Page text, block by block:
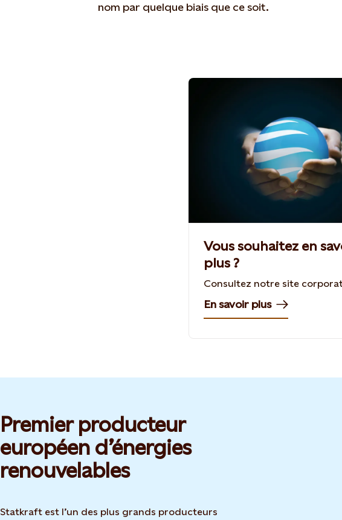
nom par quelque biais que ce soit.
Vous souhaitez en
plus ?
Consultez notre site
En savoir plus
Premier producteur
européen d’énergies
renouvelables
Statkraft est l’un des plus grands producteurs